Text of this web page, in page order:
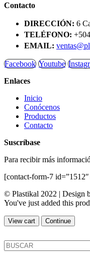
Contacto
DIRECCIÓN: 6
TELÉFONO:
EMAIL:
Facebook Youtube
Enlaces
Inicio
Conócenos
Productos
Contacto
Suscríbase
Para recibir más
[contact-form-7
© Plastikal 2022 | Design
You've just added this
View cart Continue